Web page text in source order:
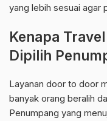
yang lebih sesuai agar
Kenapa
Dipilih
Layanan door to door
banyak orang beralih
Penumpang yang